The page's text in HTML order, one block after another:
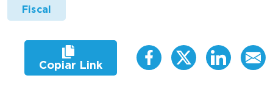
Fiscal
Copiar Link